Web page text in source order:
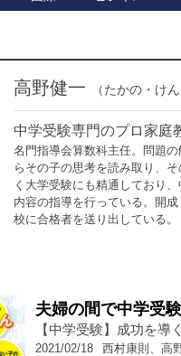
高野健一 （たかの・けん
中学受験専門のプロ家
名門指導会算数科主任。問題
らその子の思考を読み取り、
く大学受験にも精通しており
内容の指導を行っている。開
校に合格者を送り出している。
夫婦の間で中学受
【中学受験】成功を導
2021/02/18
西村康則、高